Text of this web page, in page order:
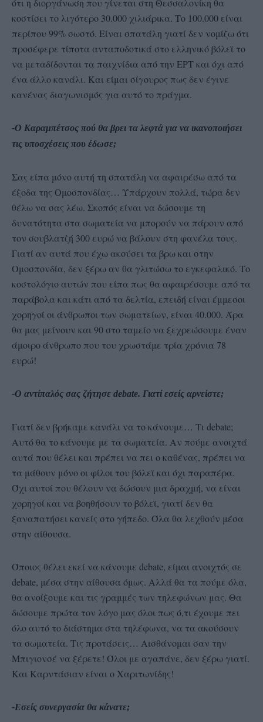
ότι η διοργάνωση που γίνεται στη Θεσσαλονίκη θα
κοστίσει το λιγότερο 30.000 χιλιάρικα. Το 100.000 είναι
περίπου 99% σωστό. Είναι σπατάλη γιατί δεν νομίζω ότι
προσέφερε τίποτα ανταποδοτικά στο ελληνικό βόλεϊ το
να μεταδίδονται τα παιχνίδια από την ΕΡΤ και όχι από
ένα άλλο κανάλι. Και είμαι σίγουρος πως δεν έγινε
κανένας διαγωνισμός για αυτό το πράγμα.
-Ο Καραμπέτσος πού θα βρει τα λεφτά για να ικανοποιήσει
τις υποσχέσεις που έδωσε;
Σας είπα μόνο αυτή τη σπατάλη να αφαιρέσω από τα
έξοδα της Ομοσπονδίας… Υπάρχουν πολλά, τώρα δεν
θέλω να σας λέω. Σκοπός είναι να δώσουμε τη
δυνατότητα στα σωματεία να μπορούν να πάρουν από
τον σουβλατζή 300 ευρώ να βάλουν στη φανέλα τους.
Γιατί αν αυτά που έχω ακούσει τα βρω και στην
Ομοσπονδία, δεν ξέρω αν θα γλιτώσω το εγκεφαλικό. Το
κοστολόγιο αυτών που είπα πως θα αφαιρέσουμε από τα
παράβολα και κάτι από τα δελτία, επειδή είναι έμμεσοι
χορηγοί οι άνθρωποι των σωματείων, είναι 40.000. Άρα
θα μας μείνουν και 90 στο ταμείο να ξεχρεώσουμε έναν
άμοιρο άνθρωπο που του χρωστάμε τρία χρόνια 78
ευρώ!
-Ο αντίπαλός σας ζήτησε debate. Γιατί εσείς αρνείστε;
Γιατί δεν βρήκαμε κανάλι να το κάνουμε… Τι debate;
Αυτό θα το κάνουμε με τα σωματεία. Αν πούμε ανοιχτά
αυτά που θέλει και πρέπει να πει ο καθένας, πρέπει να
τα μάθουν μόνο οι φίλοι του βόλεϊ και όχι παραπέρα.
Όχι αυτοί που θέλουν να δώσουν μια δραχμή, να είναι
χορηγοί και να βοηθήσουν το βόλεϊ, γιατί δεν θα
ξαναπατήσει κανείς στο γήπεδο. Όλα θα λεχθούν μέσα
στην αίθουσα.
Όποιος θέλει εκεί να κάνουμε debate, είμαι ανοιχτός σε
debate, μέσα στην αίθουσα όμως. Αλλά θα τα πούμε όλα,
θα ανοίξουμε και τις γραμμές των τηλεφώνων μας. Θα
δώσουμε πρώτα τον λόγο μας όλοι πως ό,τι έχουμε πει
όλο αυτό το διάστημα στα τηλέφωνα, να τα ακούσουν
τα σωματεία. Τις προτάσεις… Αισθάνομαι σαν την
Μπιγιονσέ να ξέρετε! Όλοι με αγαπάνε, δεν ξέρω γιατί.
Και Καρντάσιαν είναι ο Χαριτωνίδης!
-Εσείς συνεργασία θα κάνατε;